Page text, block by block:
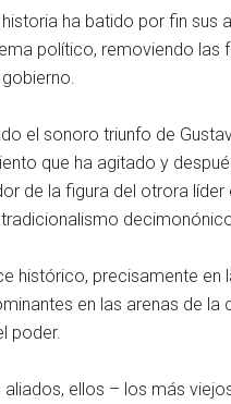
ha batido por fin
político, removiendo las
el sonoro triunfo de
que ha agitado y
de la figura del otrora
histórico, precisamente
en las arenas de
poder.
ellos – los más